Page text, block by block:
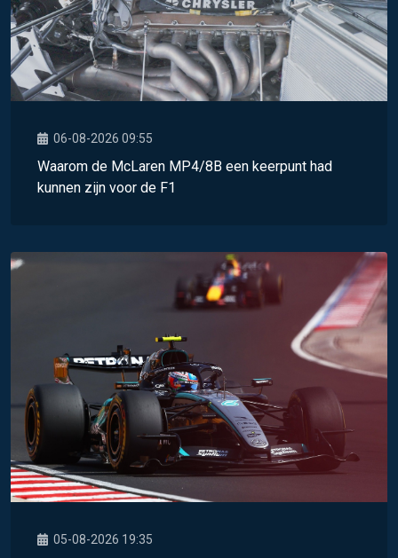
06-08-2026 09:55
Waarom de McLaren MP4/8B een keerpunt had
kunnen zijn voor de F1
05-08-2026 19:35